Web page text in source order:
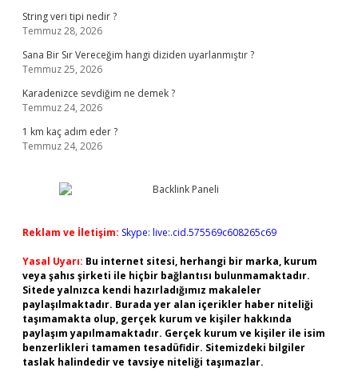
String veri tipi nedir ?
Temmuz 28, 2026
Sana Bir Sır Vereceğim hangi diziden uyarlanmıştır ?
Temmuz 25, 2026
Karadenizce sevdiğim ne demek ?
Temmuz 24, 2026
1 km kaç adım eder ?
Temmuz 24, 2026
Reklam ve İletişim: Skype: live:.cid.575569c608265c69
Yasal Uyarı: Bu internet sitesi, herhangi bir marka, kurum
veya şahıs şirketi ile hiçbir bağlantısı bulunmamaktadır.
Sitede yalnızca kendi hazırladığımız makaleler
paylaşılmaktadır. Burada yer alan içerikler haber niteliği
taşımamakta olup, gerçek kurum ve kişiler hakkında
paylaşım yapılmamaktadır. Gerçek kurum ve kişiler ile isim
benzerlikleri tamamen tesadüfidir. Sitemizdeki bilgiler
taslak halindedir ve tavsiye niteliği taşımazlar.